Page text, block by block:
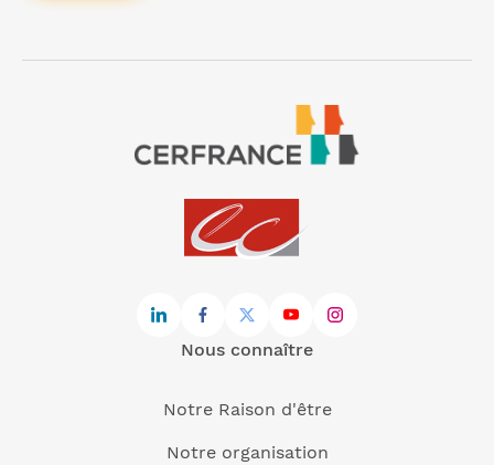
Nous connaître
Notre Raison d'être
Notre organisation